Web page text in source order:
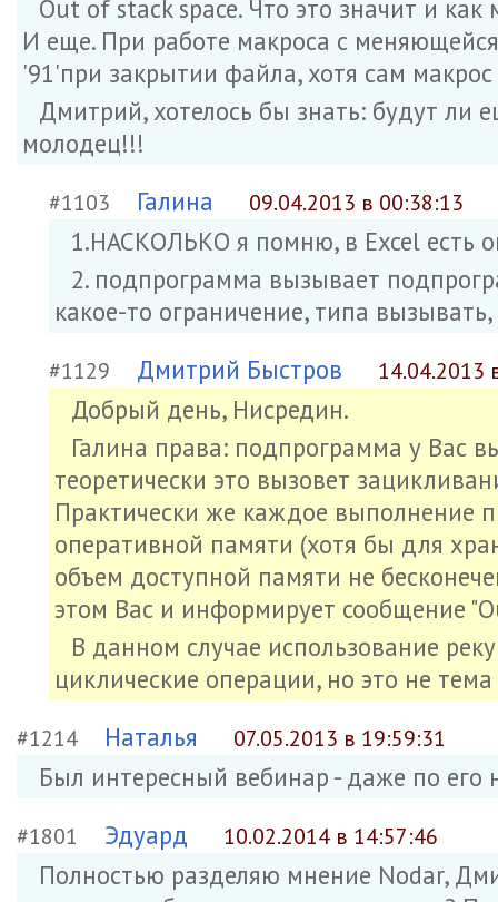
Out of stack space. Что это значит и
И еще. При работе макроса с
'91'при закрытии файла, хотя сам
Дмитрий, хотелось бы знать: будут ли
молодец!!!
#1103 Галина 09.04.2013 в 00:38:13
1.НАСКОЛЬКО я помню, в Excel есть
2. подпрограмма вызывает
какое-то ограничение, типа
#1129 Дмитрий Быстров 14.04.2013
Добрый день, Нисредин.
Галина права: подпрограмма у Вас
теоретически это вызовет
Практически же каждое выполнение
оперативной памяти (хотя бы для
объем доступной памяти не
этом Вас и информирует сообщение
В данном случае использование
циклические операции, но это не
#1214 Наталья 07.05.2013 в 19:59:31
Был интересный вебинар - даже по его
#1801 Эдуард 10.02.2014 в 14:57:46
Полностью разделяю мнение Nodar,